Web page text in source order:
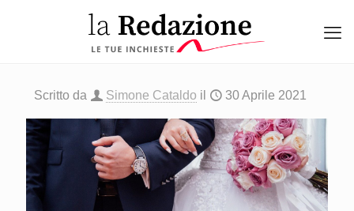
Scritto da Simone Cataldo il 30 Aprile 2021